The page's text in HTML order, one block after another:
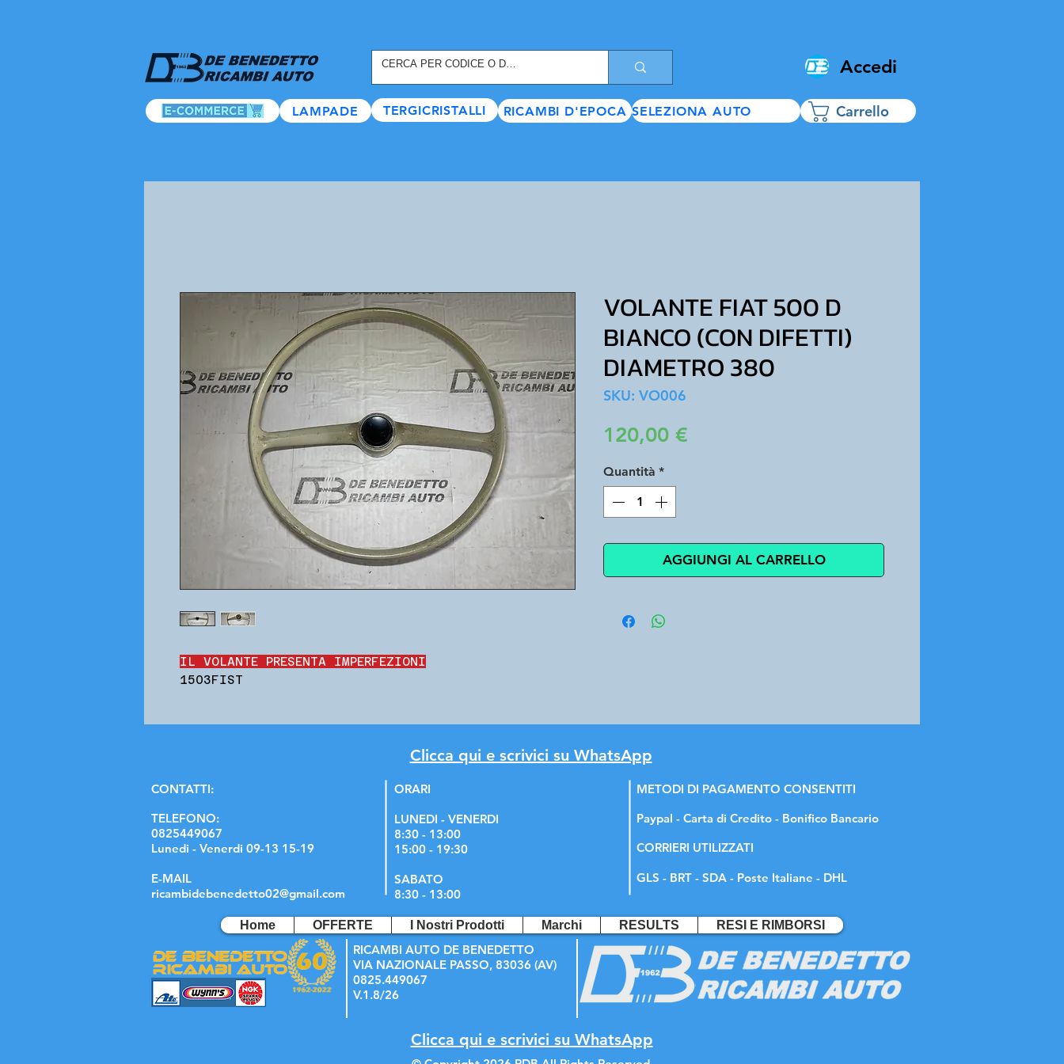
LAMPADE TERGICRISTALLI RICAMBI D'EPOCA SELEZIONA AUTO
Accedi
Carrello
IL VOLANTE PRESENTA IMPERFEZIONI
1503FIST
VOLANTE FIAT 500 D
BIANCO (CON DIFETTI)
DIAMETRO 380
SKU: VO006
120,00 €
Quantità *
AGGIUNGI AL CARRELLO
Clicca qui e scrivici su WhatsApp
CONTATTI:
TELEFONO:
0825449067
Lunedi - Venerdi 09-13 15-19
E-MAIL
ricambidebenedetto02@gmail.com
ORARI
LUNEDI - VENERDI
8:30 - 13:00
15:00 - 19:30
SABATO
8:30 - 13:00
METODI DI PAGAMENTO CONSENTITI
Paypal - Carta di Credito - Bonifico Bancario
CORRIERI UTILIZZATI
GLS - BRT - SDA - Poste Italiane - DHL
Home OFFERTE I Nostri Prodotti Marchi RESULTS RESI E RIMBORSI
RICAMBI AUTO DE BENEDETTO
VIA NAZIONALE PASSO, 83036 (AV)
0825.449067
V.1.8/26
Clicca qui e scrivici su WhatsApp